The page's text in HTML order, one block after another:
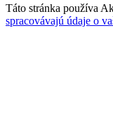
Táto stránka používa
spracovávajú údaje o